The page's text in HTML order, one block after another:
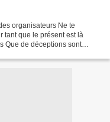
organisateurs Ne te
tant que le présent est là
Que de déceptions sont